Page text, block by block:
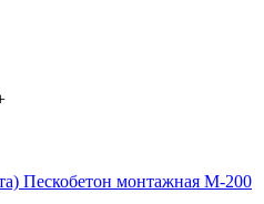
Пескобетон монтажная М-200